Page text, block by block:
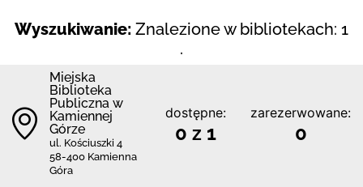
Wyszukiwanie: Znalezione w bibliotekach: 1
.
Miejska
Biblioteka
Publiczna w
Kamiennej
Górze
ul. Kościuszki 4
58-400 Kamienna
Góra
dostępne:
0 z 1
zarezerwowane:
0